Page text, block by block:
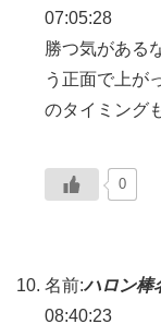
07:05:28
勝つ気がある
う正面で上が
のタイミング
0
名前:ハロン棒
08:40:23